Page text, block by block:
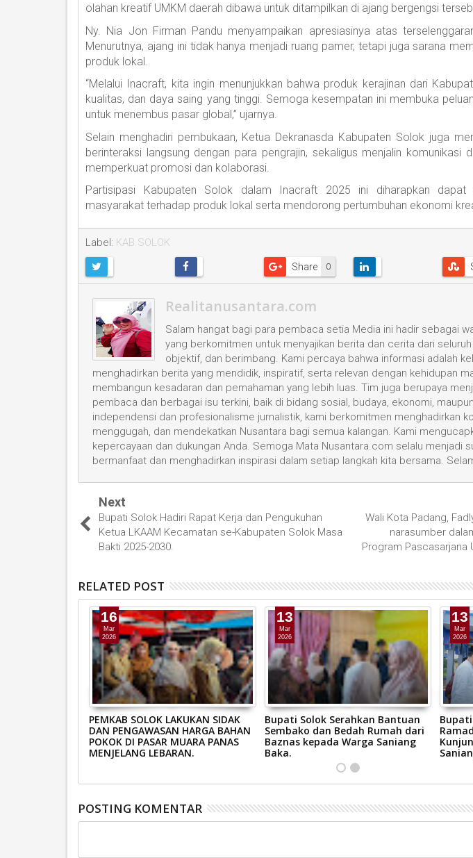
olahan kreatif UMKM daerah dibawa untuk ditampilkan di ajang bergengsi
Ny. Nia Jon Firman Pandu menyampaikan apresiasinya atas
Menurutnya, ajang ini tidak hanya menjadi ruang pamer, tetapi juga sarana
produk lokal.
“Melalui Inacraft, kita ingin menunjukkan bahwa produk kerajinan dari
kualitas, dan daya saing yang tinggi. Semoga kesempatan ini membuka
untuk menembus pasar global,” ujarnya.
Selain menghadiri pembukaan, Ketua Dekranasda Kabupaten Solok juga
berinteraksi langsung dengan para pengrajin, sekaligus menjalin komunikasi
memperkuat promosi dan kolaborasi.
Partisipasi Kabupaten Solok dalam Inacraft 2025 ini diharapkan dapat
masyarakat terhadap produk lokal serta mendorong pertumbuhan ekonomi
Label: KAB.SOLOK
0
Share
Realitanusantara.com
Salam hangat bagi para pembaca setia Media ini hadir sebagai
yang berkomitmen untuk menyajikan berita dan cerita dari
objektif, dan berimbang. Kami percaya bahwa informasi adalah
menghadirkan berita yang mendidik, inspiratif, serta relevan dengan kehidupan
membangun kesadaran dan pemahaman yang lebih luas. Tim juga berupaya
pembaca dan berbagai isu terkini, baik di bidang sosial, budaya, ekonomi,
independensi dan profesionalisme jurnalistik, kami berkomitmen menghadirkan
menggugah, dan mendekatkan Nusantara bagi semua kalangan. Kami
kepercayaan dan dukungan Anda. Semoga Mata Nusantara.com selalu menjadi
bermanfaat dan menghadirkan inspirasi dalam setiap langkah kita bersama.
Next
Bupati Solok Hadiri Rapat Kerja dan Pengukuhan
Ketua LKAAM Kecamatan se-Kabupaten Solok Masa
Bakti 2025-2030.
Wali Kota Padang,
narasumber
Program Pascasarjana
RELATED POST
16
Mar
2026
PEMKAB SOLOK LAKUKAN SIDAK
DAN PENGAWASAN HARGA BAHAN
POKOK DI PASAR MUARA PANAS
MENJELANG LEBARAN.
13
Mar
2026
Bupati Solok Serahkan Bantuan
Sembako dan Bedah Rumah dari
Baznas kepada Warga Saniang
Baka.
13
Mar
2026
POSTING KOMENTAR